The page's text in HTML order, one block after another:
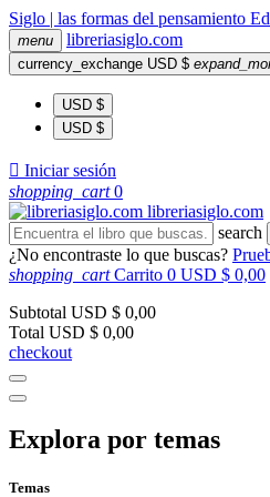
Siglo | las formas del pensamiento
menu libreriasiglo.com
currency_exchange USD $
USD $
USD $
 Iniciar sesión
shopping_cart 0
libreriasiglo.com
search
¿No encontraste lo que buscas?
shopping_cart Carrito 0 USD $ 0,00
Subtotal USD $ 0,00
Total USD $ 0,00
checkout
Explora por temas
Temas